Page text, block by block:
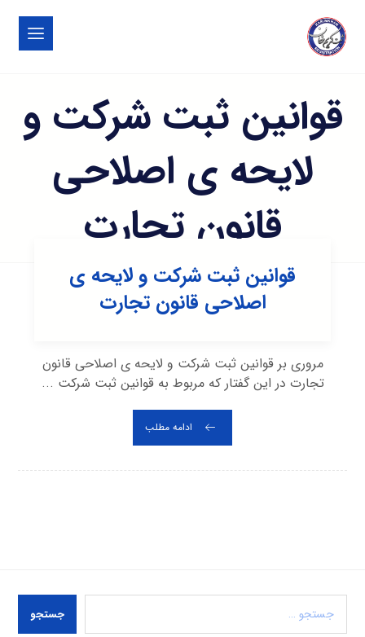
قوانین ثبت شرکت و
لایحه ی اصلاحی
قانون تجارت
قوانین ثبت شرکت و لایحه ی
اصلاحی قانون تجارت
مروری بر قوانین ثبت شرکت و لایحه ی اصلاحی قانون
تجارت در این گفتار که مربوط به قوانین ثبت شرکت ...
ادامه مطلب
جستجو